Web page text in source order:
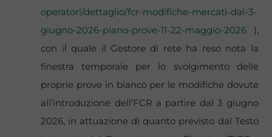
operatori/dettaglio/fcr-modifiche-mercati-dal-3-
giugno-2026-piano-prove-11-22-maggio-2026 ),
con il quale il Gestore di rete ha reso nota la
finestra temporale per lo svolgimento delle
proprie prove in bianco per le modifiche dovute
all’introduzione dell’FCR a partire dal 3 giugno
2026, in attuazione di quanto previsto dal Testo